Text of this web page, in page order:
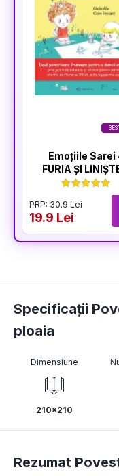
Emoțiile Sarei -
FURIA ȘI
PRP: 30.9 Lei
19.9 Lei
Specificații
ploaia
Dimensiune
210x210
Rezumat